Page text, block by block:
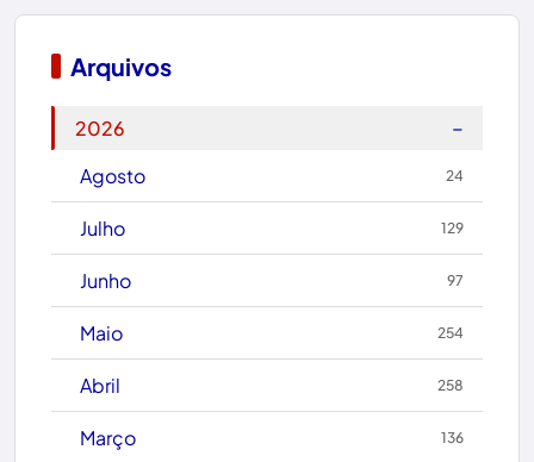
Boquira
Arquivos
2026
−
Agosto
24
Julho 129
Junho 97
Maio 254
Abril 258
Março 136